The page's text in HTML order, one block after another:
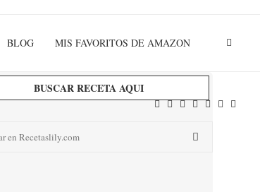
BLOG MIS FAVORITOS DE AMAZON
BUSCAR RECETA AQUI